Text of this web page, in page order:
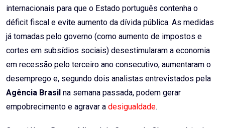
internacionais para que o Estado português contenha o
déficit fiscal e evite aumento da dívida pública. As medidas
já tomadas pelo governo (como aumento de impostos e
cortes em subsídios sociais) desestimularam a economia
em recessão pelo terceiro ano consecutivo, aumentaram o
desemprego e, segundo dois analistas entrevistados pela
Agência Brasil na semana passada, podem gerar
empobrecimento e agravar a desigualdade.